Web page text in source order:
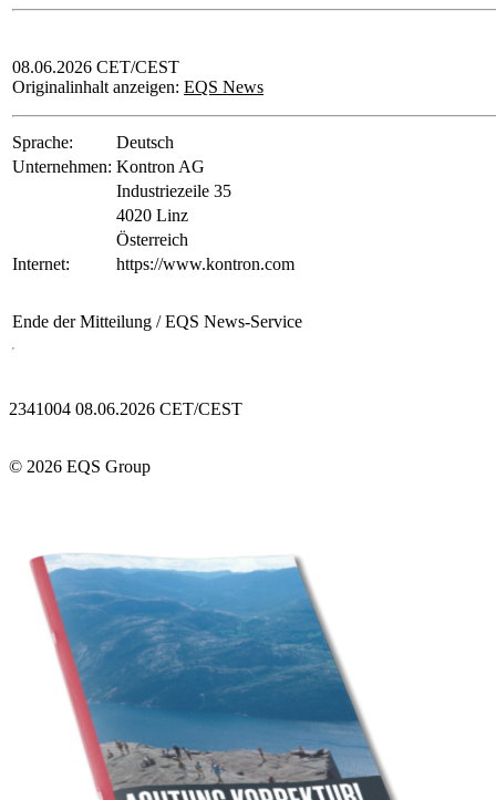
08.06.2026 CET/CEST
Originalinhalt anzeigen: EQS News
Sprache:
Deutsch
Unternehmen: Kontron AG
Industriezeile 35
4020 Linz
Österreich
Internet:
https://www.kontron.com
Ende der Mitteilung / EQS News-Service
2341004 08.06.2026 CET/CEST
© 2026 EQS Group